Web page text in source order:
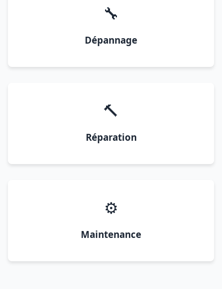
🔧
Dépannage
🔨
Réparation
⚙️
Maintenance